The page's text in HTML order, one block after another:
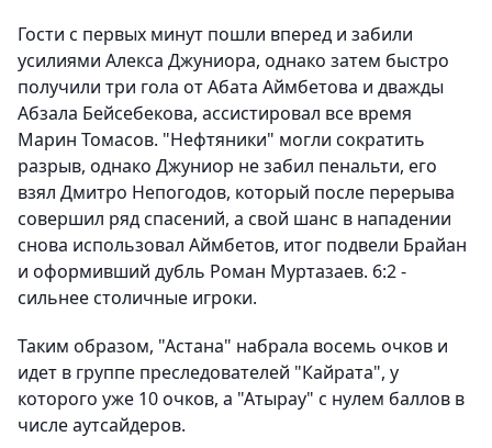
Гости с первых минут пошли вперед и забили
усилиями Алекса Джуниора, однако затем быстро
получили три гола от Абата Аймбетова и дважды
Абзала Бейсебекова, ассистировал все время
Марин Томасов. "Нефтяники" могли сократить
разрыв, однако Джуниор не забил пенальти, его
взял Дмитро Непогодов, который после перерыва
совершил ряд спасений, а свой шанс в нападении
снова использовал Аймбетов, итог подвели Брайан
и оформивший дубль Роман Муртазаев. 6:2 -
сильнее столичные игроки.
Таким образом, "Астана" набрала восемь очков и
идет в группе преследователей "Кайрата", у
которого уже 10 очков, а "Атырау" с нулем баллов в
числе аутсайдеров.